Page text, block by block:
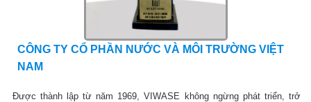
CÔNG TY CỔ PHẦN NƯỚC VÀ MÔI TRƯỜNG VIỆT
NAM
Được thành lập từ năm 1969, VIWASE không ngừng phát triển, trở